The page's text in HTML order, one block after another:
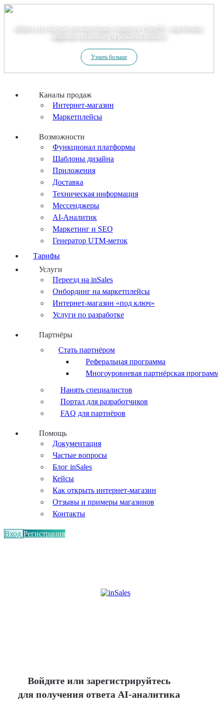
inSales стал частью системы бизнес-сервисов. Сбер2В – еще больше
цифровых решений для развития бизнеса!
Узнать больше
Каналы продаж
Интернет-магазин
Маркетплейсы
Возможности
Функционал платформы
Шаблоны дизайна
Приложения
Доставка
Техническая информация
Мессенджеры
AI-Аналитик
Маркетинг и SEO
Генератор UTM-меток
Тарифы
Услуги
Переезд на inSales
Онбординг на маркетплейсы
Интернет-магазин «под ключ»
Услуги по разработке
Партнёры
Стать партнёром
Реферальная программа
Многоуровневая партнёрская
Нанять специалистов
Портал для разработчиков
FAQ для партнёров
Помощь
Документация
Частые вопросы
Блог inSales
Кейсы
Как открыть интернет-магазин
Отзывы и примеры магазинов
Контакты
Вход Регистрация
Войдите или зарегистрируйтесь
для получения ответа AI-аналитика